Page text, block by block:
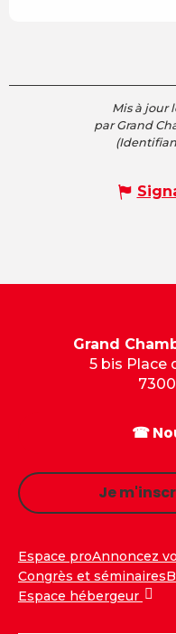
Mis à jour
par Grand
Grand
5 bis Place
☎
Je
Espace proAnnoncez
Congrès et séminaires
Espace hébergeur